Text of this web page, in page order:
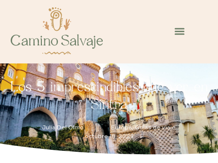
Los 5 imprescindibles qué ver en
Sintra
Julia Del Olmo Europa,Guías de viaje
octubre 18, 2023